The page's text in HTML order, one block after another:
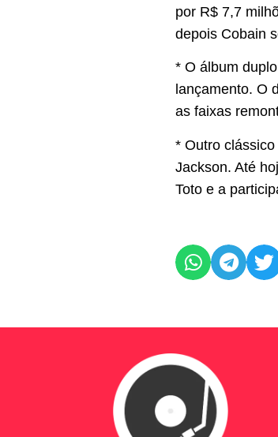
por R$ 7,7
depois Cobain
* O álbum
lançamento. O
as faixas
* Outro
Jackson. Até
Toto e a